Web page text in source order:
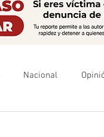
Nacional